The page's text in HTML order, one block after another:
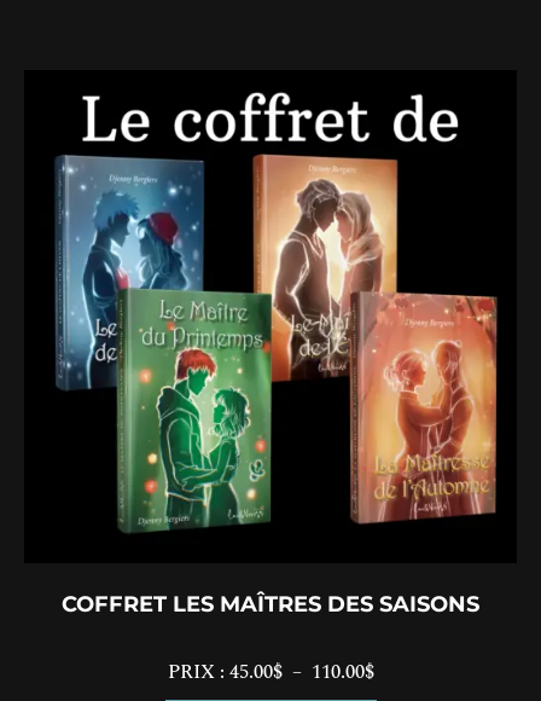
COFFRET LES MAÎTRES DES SAISONS
PRIX : 45.00$ – 110.00$